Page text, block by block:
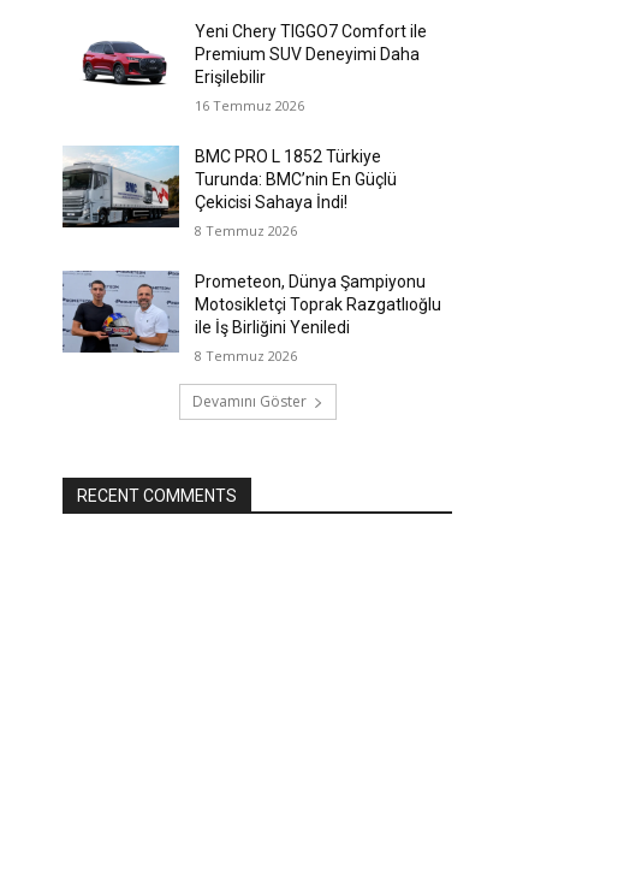
Yeni Chery TIGGO7 Comfort ile
Premium SUV Deneyimi Daha
Erişilebilir
16 Temmuz 2026
BMC PRO L 1852 Türkiye
Turunda: BMC’nin En Güçlü
Çekicisi Sahaya İndi!
8 Temmuz 2026
Prometeon, Dünya Şampiyonu
Motosikletçi Toprak Razgatlıoğlu
ile İş Birliğini Yeniledi
8 Temmuz 2026
Devamını Göster
RECENT COMMENTS